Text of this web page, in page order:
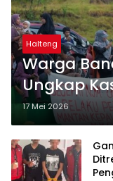
Halteng
Warga
Ungkap
17 Mei 2026